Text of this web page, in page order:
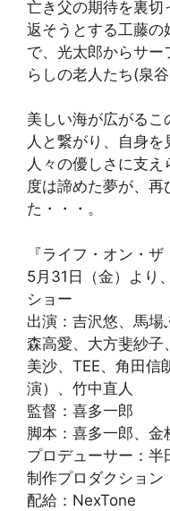
亡き父の期待を裏切
返そうとする工藤
で、光太郎からサー
らしの老人たち(泉谷
美しい海が広がるこ
人と繋がり、自身を
人々の優しさに支
度は諦めた夢が、
た・・・。
『ライフ・オン・
5月31日（金）より
ショー
出演：吉沢悠、馬場
森高愛、大方斐紗子
美沙、TEE、角田信
演）、竹中直人
監督：喜多一郎
脚本：喜多一郎、金
プロデューサー：半
制作プロダクション
配給：NexTone